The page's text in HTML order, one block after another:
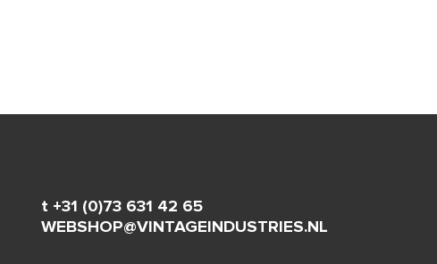
t +31 (0)73 631 42 65
WEBSHOP@VINTAGEINDUSTRIES.NL